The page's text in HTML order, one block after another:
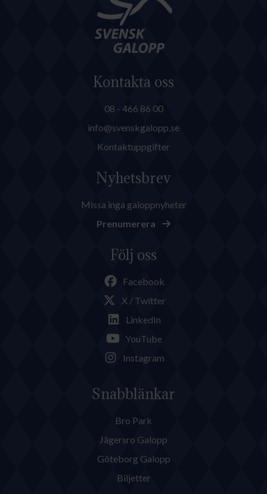
Kontakta oss
08 - 466 86 00
info@svenskgalopp.se
Kontaktuppgifter
Nyhetsbrev
Missa inga galoppnyheter
Prenumerera
Följ oss
Facebook
X / Twitter
LinkedIn
YouTube
Instagram
Snabblänkar
Bro Park
Jägersro Galopp
Göteborg Galopp
Biljetter